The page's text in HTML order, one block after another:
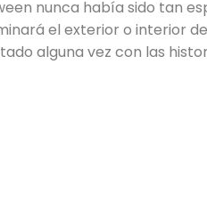
nunca había sido tan
el exterior o interior
alguna vez con las